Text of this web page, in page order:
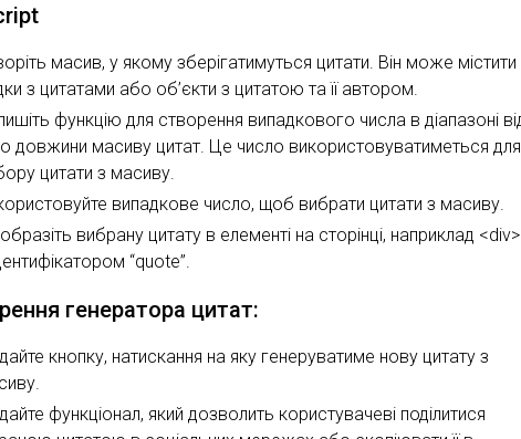
масив, у якому зберігатимуться цитати. Він може містити
з цитатами або об’єкти з цитатою та її автором.
функцію для створення випадкового числа в діапазоні
довжини масиву цитат. Це число використовуватиметься для
цитати з масиву.
випадкове число, щоб вибрати цитати з масиву.
вибрану цитату в елементі на сторінці, наприклад <div>
“quote”.
генератора цитат:
кнопку, натискання на яку генеруватиме нову цитату з
функціонал, який дозволить користувачеві поділитися